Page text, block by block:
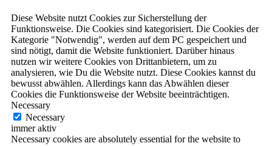
Diese Website nutzt Cookies zur Sicherstellung der
Funktionsweise. Die Cookies sind kategorisiert. Die Cookies der
Kategorie "Notwendig", werden auf dem PC gespeichert und
sind nötigt, damit die Website funktioniert. Darüber hinaus
nutzen wir weitere Cookies von Drittanbietern, um zu
analysieren, wie Du die Website nutzt. Diese Cookies kannst du
bewusst abwählen. Allerdings kann das Abwählen dieser
Cookies die Funktionsweise der Website beeinträchtigen.
Necessary
Necessary
immer aktiv
Necessary cookies are absolutely essential for the website to